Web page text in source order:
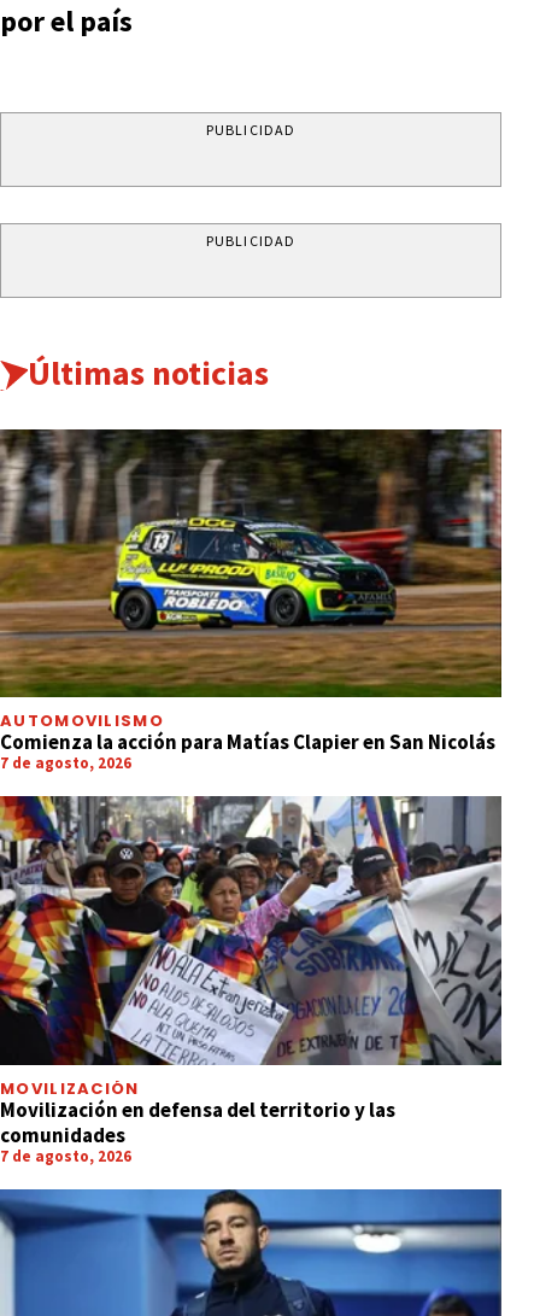
por el país
PUBLICIDAD
PUBLICIDAD
Últimas noticias
AUTOMOVILISMO
Comienza la acción para Matías Clapier en San Nicolás
7 de agosto, 2026
MOVILIZACIÓN
Movilización en defensa del territorio y las
comunidades
7 de agosto, 2026